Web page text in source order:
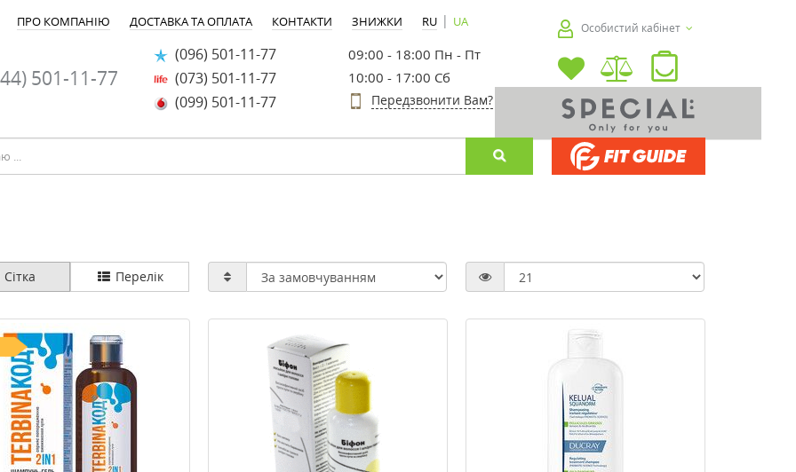
ПРО КОМПАНІЮ ДОСТАВКА ТА ОПЛАТА КОНТАКТИ ЗНИЖКИ RU | UA
501-11-77
(096) 501-11-77
(073) 501-11-77
(099) 501-11-77
09:00 - 18:00 Пн - Пт
10:00 - 17:00 Сб
Передзвонити Вам?
Особистий кабінет
Сітка Перелік